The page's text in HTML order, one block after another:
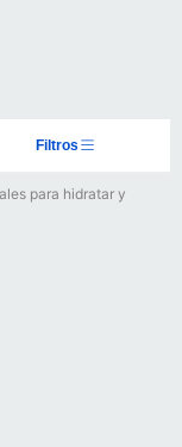
Filtros
para hidratar y